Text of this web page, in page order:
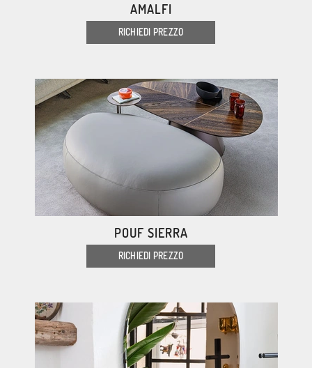
AMALFI
RICHIEDI PREZZO
POUF SIERRA
RICHIEDI PREZZO